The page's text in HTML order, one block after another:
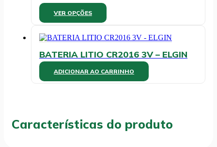
VER OPÇÕES
produto
várias
As
opções
podem
ser
produto
BATERIA LITIO CR2016 3V – ELGIN
ADICIONAR AO CARRINHO
Características do produto